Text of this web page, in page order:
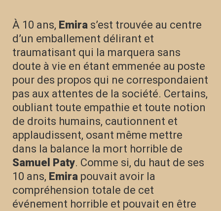
À 10 ans, Emira s’est trouvée au centre
d’un emballement délirant et
traumatisant qui la marquera sans
doute à vie en étant emmenée au poste
pour des propos qui ne correspondaient
pas aux attentes de la société. Certains,
oubliant toute empathie et toute notion
de droits humains, cautionnent et
applaudissent, osant même mettre
dans la balance la mort horrible de
Samuel Paty. Comme si, du haut de ses
10 ans, Emira pouvait avoir la
compréhension totale de cet
événement horrible et pouvait en être